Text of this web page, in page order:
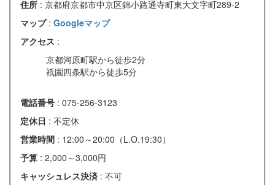
住所 : 京都府京都市中京区錦小路通寺町東大文字町289-2
マップ : Googleマップ
アクセス :
京都河原町駅から徒歩2分
祇園四条駅から徒歩5分
電話番号 : 075-256-3123
定休日 : 不定休
営業時間 : 12:00～20:00（L.O.19:30）
予算 : 2,000～3,000円
キャッシュレス決済 : 不可